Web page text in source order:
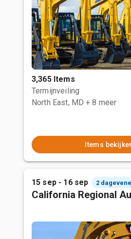
3,365 Items
Termijnveiling
North East, MD + 8 meer
Items
15 sep - 16 sep 2
California Regional